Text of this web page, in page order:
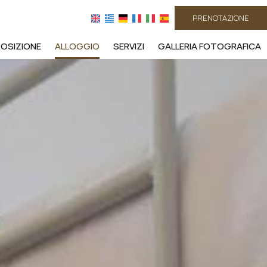
PRENOTAZIONE
ALLOGGIO SERVIZI GALLERIA FOTOGRAFICA